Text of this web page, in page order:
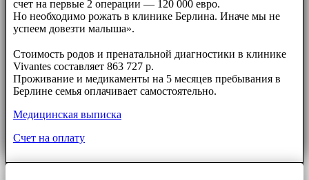
счет на первые 2 операции — 120 000 евро.
Но необходимо рожать в клинике Берлина. Иначе мы не
успеем довезти малыша».
Стоимость родов и пренатальной диагностики в клинике
Vivantes составляет 863 727 р.
Проживание и медикаменты на 5 месяцев пребывания в
Берлине семья оплачивает самостоятельно.
Медицинская выписка
Счет на оплату